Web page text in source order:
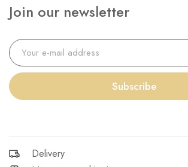
Join our newsletter
Subscribe
Delivery